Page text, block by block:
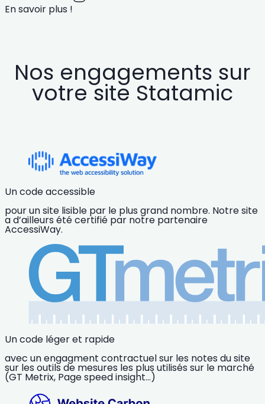
En savoir plus !
Nos engagements sur
votre site Statamic
Un code accessible
pour un site lisible par le plus grand nombre. Notre site
a d’ailleurs été certifié par notre partenaire
AccessiWay.
Un code léger et rapide
avec un engagment contractuel sur les notes du site
sur les outils de mesures les plus utilisés sur le marché
(GT Metrix, Page speed insight…)